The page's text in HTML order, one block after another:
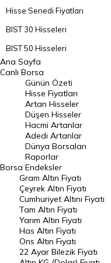
Hisse Senedi Fiyatları
BIST 30 Hisseleri
BIST 50 Hisseleri
BIST 100 Hisseleri
En Çok Artan Hisseler
En Çok Düşen Hisseler
Hacmi Artanlar
Geçmiş Kapanışlar
Dünya Borsaları
Raporlar
Endeksler
DÖVİZ
Döviz Kuru
Dolar Kuru
Ana Sayfa
Canlı Borsa
Borsa
Günün Özeti
Hisse Fiyatları
Artan Hisseler
Düşen Hisseler
Hacmi Artanlar
Adedi Artanlar
Dünya Borsaları
Raporlar
Endeksler
Gram Altın Fiyatı
Çeyrek Altın Fiyatı
Cumhuriyet Altını Fiyatı
Tam Altın Fiyatı
Yarım Altın Fiyatı
Has Altın Fiyatı
Ons Altın Fiyatı
22 Ayar Bilezik Fiyatı